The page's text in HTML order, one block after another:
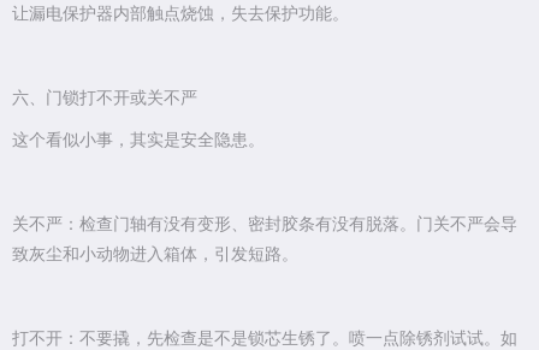
让漏电保护器内部触点烧蚀，失去保护功能。
六、门锁打不开或关不严
这个看似小事，其实是安全隐患。
关不严：检查门轴有没有变形、密封胶条有没有脱落。门关不严会导
致灰尘和小动物进入箱体，引发短路。
打不开：不要撬，先检查是不是锁芯生锈了。喷一点除锈剂试试。如